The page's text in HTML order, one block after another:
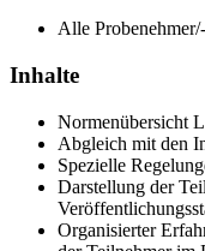
Alle
Inhalte
Normenübersicht
Abgleich mit den
Spezielle
Darstellung der
Organisierter